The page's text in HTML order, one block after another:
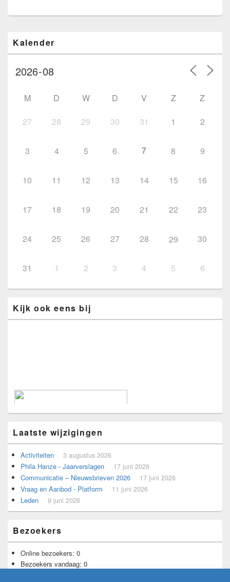
zijbalk
widget
Kalender
M D W D V Z Z
27 28 29 30 31 1 2
3 4 5 6 7 8 9
10 11 12 13 14 15 16
17 18 19 20 21 22 23
24 25 26 27 28 29 30
31 1 2 3 4 5 6
Kijk ook eens bij
Laatste wijzigingen
Activiteiten 3 augustus 2026
Phila Hanze - Jaarverslagen 17 juni 2026
Communicatie – Nieuwsbrieven 2026 17 juni 2026
Vraag en Aanbod - Platform 11 juni 2026
Leden 9 juni 2026
Bezoekers
Online bezoekers: 0
Bezoekers vandaag: 0